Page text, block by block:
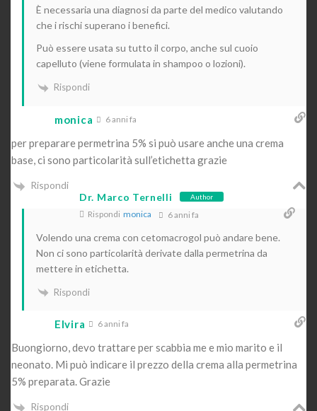
È necessaria una diagnosi da parte del medico valutando
che i rischi superano i benefici.
Può essere usata su tutto il corpo, anche sul cuoio
capelluto (viene formulata in shampoo o lozioni).
Rispondi
monica 6 anni fa
per preparare permetrina 5% si può usare anche una crema
base, ci sono particolarità sull’etichetta grazie
Rispondi
Dr. Marco Ternelli
Author
Rispondi monica 6 anni fa
Volendo una crema con cetomacrogol può andare bene.
Non ci sono particolarità derivate dalla permetrina da
mettere in etichetta.
Rispondi
Elvira 6 anni fa
Buongiorno, devo trattare per scabbia me e mio marito e il
neonato. Mi può indicare il prezzo della crema alla permetrina
5% preparata. Grazie
Rispondi